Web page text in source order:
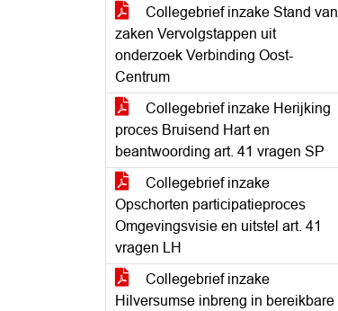
Collegebrief inzake Stand van
zaken Vervolgstappen uit
onderzoek Verbinding Oost-
Centrum
Collegebrief inzake Herijking
proces Bruisend Hart en
beantwoording art. 41 vragen SP
Collegebrief inzake
Opschorten participatieproces
Omgevingsvisie en uitstel art. 41
vragen LH
Collegebrief inzake
Hilversumse inbreng in bereikbare